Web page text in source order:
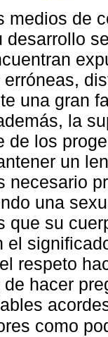
medios de
desarrollo
una gran
la
de los
un
necesario
una
que su
el
respeto
hacer
como